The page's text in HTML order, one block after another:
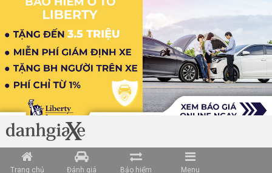
Trang chủ Đánh giá Bảo hiểm Menu
Loading data ...